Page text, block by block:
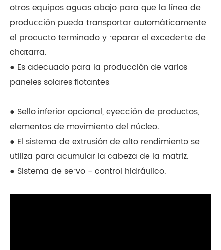
otros equipos aguas abajo para que la línea de
producción pueda transportar automáticamente
el producto terminado y reparar el excedente de
chatarra.
● Es adecuado para la producción de varios
paneles solares flotantes.
● Sello inferior opcional, eyección de productos,
elementos de movimiento del núcleo.
● El sistema de extrusión de alto rendimiento se
utiliza para acumular la cabeza de la matriz.
● Sistema de servo - control hidráulico.